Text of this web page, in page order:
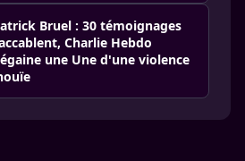
Bruel : 30 témoignages
Charlie Hebdo
une Une d'une violence